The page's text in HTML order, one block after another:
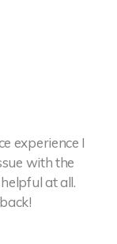
experience I
with the
at all.